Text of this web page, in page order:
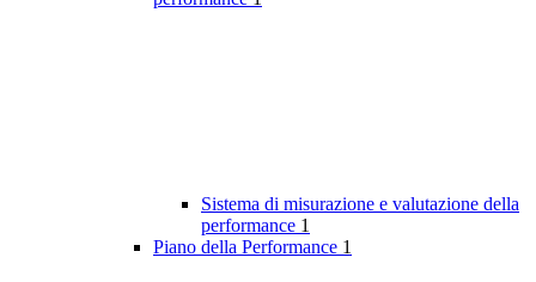
Sistema di misurazione e valutazione della
performance 1
Piano della Performance 1